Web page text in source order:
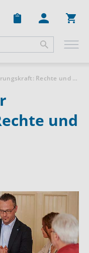
Stellvertreter der Führungskraft: Rechte und Pflichten
und